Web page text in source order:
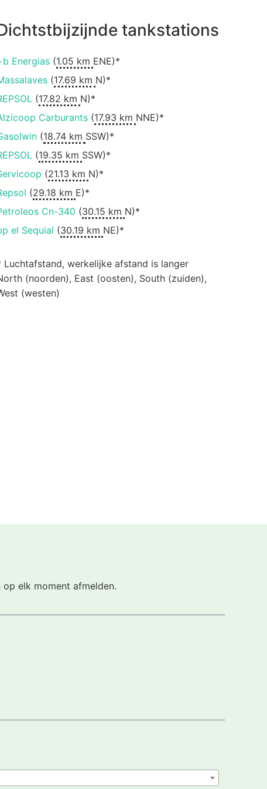
tankstations
Energias(1.05 km ENE)*
(17.69 km N)*
(17.82 km N)*
Carburants(17.93 km NNE)*
(18.74 km SSW)*
(19.35 km SSW)*
(21.13 km N)*
(29.18 km E)*
Cn-340 (30.15 km N)*
el Sequial (30.19 km NE)*
Luchtafstand, werkelijke afstand is langer
(noorden), East (oosten), South (zuiden),
(westen)
elk moment afmelden.